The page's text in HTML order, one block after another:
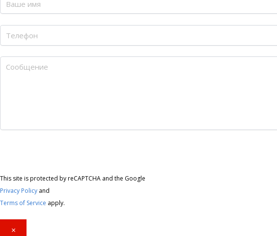
This site is protected by reCAPTCHA and the Google
Privacy Policy and
Terms of Service apply.
×